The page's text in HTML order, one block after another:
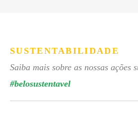
SUSTENTABILIDADE
Saiba mais sobre as nossas ações
#belosustentavel